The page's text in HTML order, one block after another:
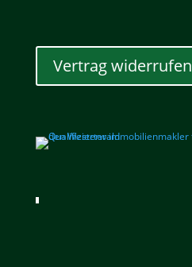
Vertrag widerrufen